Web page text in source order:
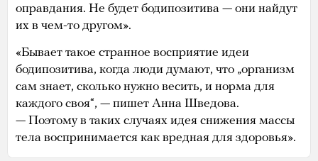
оправдания. Не будет бодипозитива — они найдут
их в чем-то другом».
«Бывает такое странное восприятие идеи
бодипозитива, когда люди думают, что „организм
сам знает, сколько нужно весить, и норма для
каждого своя“, — пишет Анна Шведова.
— Поэтому в таких случаях идея снижения массы
тела воспринимается как вредная для здоровья».